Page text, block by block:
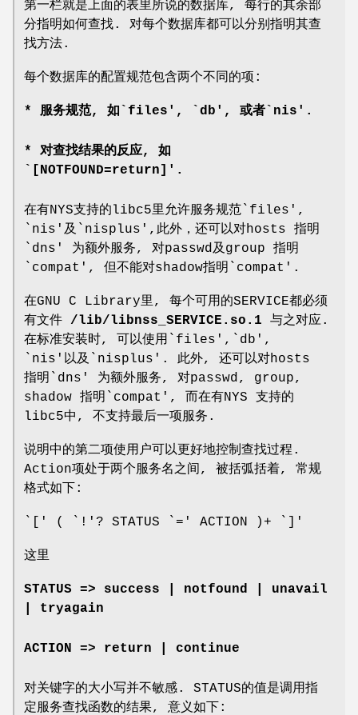
第一栏就是上面的表里所说的数据库, 每行的其余部
分指明如何查找. 对每个数据库都可以分别指明其查
找方法.
每个数据库的配置规范包含两个不同的项:
* 服务规范, 如`files', `db', 或者`nis'.
* 对查找结果的反应, 如
`[NOTFOUND=return]'.
在有NYS支持的libc5里允许服务规范`files',
`nis'及`nisplus',此外，还可以对hosts 指明
`dns' 为额外服务, 对passwd及group 指明
`compat', 但不能对shadow指明`compat'.
在GNU C Library里, 每个可用的SERVICE都必须
有文件 /lib/libnss_SERVICE.so.1 与之对应.
在标准安装时, 可以使用`files',`db',
`nis'以及`nisplus'. 此外, 还可以对hosts
指明`dns' 为额外服务, 对passwd, group,
shadow 指明`compat', 而在有NYS 支持的
libc5中, 不支持最后一项服务.
说明中的第二项使用户可以更好地控制查找过程.
Action项处于两个服务名之间, 被括弧括着, 常规
格式如下:
`[' ( `!'? STATUS `=' ACTION )+ `]'
这里
STATUS => success | notfound | unavail
| tryagain
ACTION => return | continue
对关键字的大小写并不敏感. STATUS的值是调用指
定服务查找函数的结果, 意义如下: